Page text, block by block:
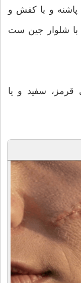
پاشنه و یا کفش و
با شلوار جین ست
سفید و یا